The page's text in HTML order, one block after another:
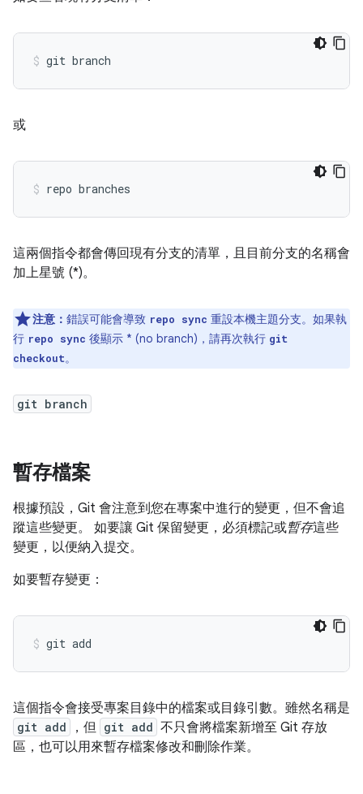
或
這兩個指令都會傳回現有分支的清單，且目前分支的名稱會
加上星號 (*)。
注意： 錯誤可能會導致 repo sync 重設本機主題分支。如果執
行 repo sync 後顯示 * (no branch)，請再次執行 git
checkout。
git branch
暫存檔案
根據預設，Git 會注意到您在專案中進行的變更，但不會追
蹤這些變更。 如要讓 Git 保留變更，必須標記或暫存這些
變更，以便納入提交。
如要暫存變更：
這個指令會接受專案目錄中的檔案或目錄引數。雖然名稱是
git add ，但 git add 不只會將檔案新增至 Git 存放
區，也可以用來暫存檔案修改和刪除作業。